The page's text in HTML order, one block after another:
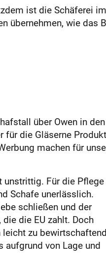
ist die Schäferei
übernehmen, wie das
über Owen in
für die Gläserne
machen für
unstrittig. Für die
Schafe unerlässlich.
schließen und der
die EU zahlt. Doch
leicht zu
aufgrund von Lage und